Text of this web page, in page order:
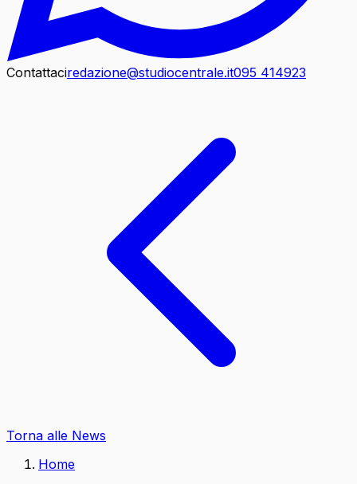
Contattaciredazione@studiocentrale.it095 414923
Torna alle News
Home